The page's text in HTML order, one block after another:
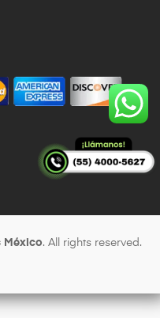
México. All rights reserved.